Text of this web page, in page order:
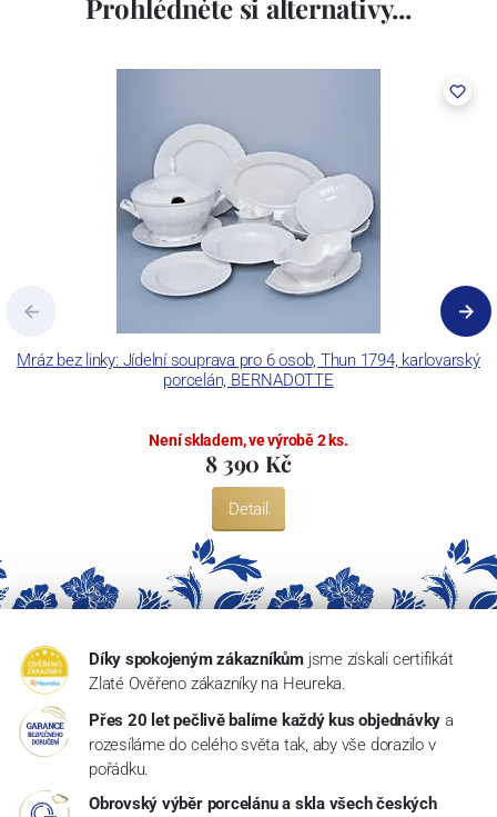
včetně ochranné známky a technologických zařízení. Závod je
pecemi a vtavnou dekorační pecí. Závod je schopen dekorovat své
Concordia Lesov používá ochrannou známku LC a Thun Hotel &
Prohlédněte si alternativy...
Mráz bez linky: Jídelní souprava pro 6 osob, Thun 1794, karlovarský
porcelán, BERNADOTTE
Není skladem, ve výrobě 2 ks.
8 390 Kč
Detail
Díky spokojeným zákazníkům jsme získali certifikát
Zlaté Ověřeno zákazníky na Heureka.
Přes 20 let pečlivě balíme každý kus objednávky a
rozesíláme do celého světa tak, aby vše dorazilo v
pořádku.
Obrovský výběr porcelánu a skla všech českých